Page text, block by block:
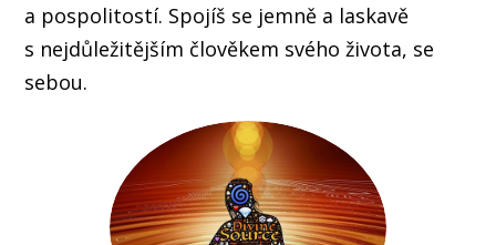
a pospolitostí. Spojíš se jemně a laskavě
s nejdůležitějším člověkem svého života, se
sebou.